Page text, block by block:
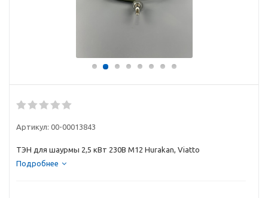
Артикул: 00-00013843
ТЭН для шаурмы 2,5 кВт 230В М12 Hurakan, Viatto
Подробнее